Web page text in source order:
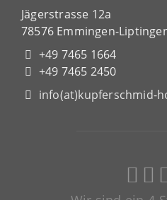
Jägerstrasse 12a
78576 Emmingen-
+49 7465 1664
+49 7465 2450
info(at)kupferschmid-